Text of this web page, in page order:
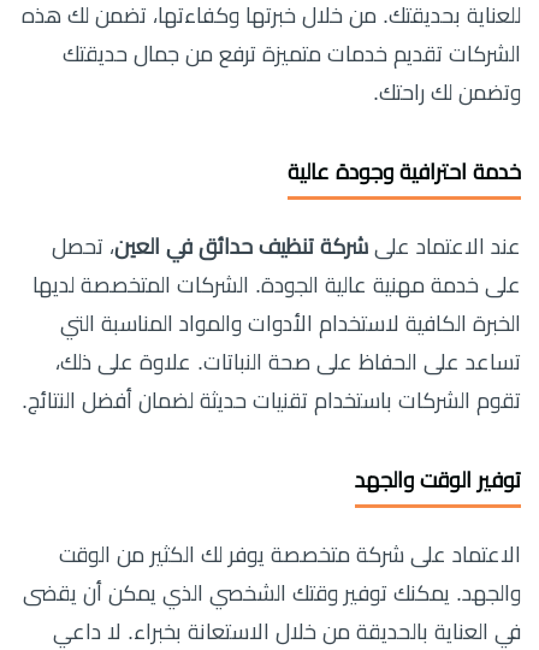
للعناية بحديقتك. من خلال خبرتها وكفاءتها، تضمن لك هذه
الشركات تقديم خدمات متميزة ترفع من جمال حديقتك
وتضمن لك راحتك.
خدمة احترافية وجودة عالية
عند الاعتماد على شركة تنظيف حدائق في العين، تحصل
على خدمة مهنية عالية الجودة. الشركات المتخصصة لديها
الخبرة الكافية لاستخدام الأدوات والمواد المناسبة التي
تساعد على الحفاظ على صحة النباتات. علاوة على ذلك،
تقوم الشركات باستخدام تقنيات حديثة لضمان أفضل النتائج.
توفير الوقت والجهد
الاعتماد على شركة متخصصة يوفر لك الكثير من الوقت
والجهد. يمكنك توفير وقتك الشخصي الذي يمكن أن يقضى
في العناية بالحديقة من خلال الاستعانة بخبراء. لا داعي